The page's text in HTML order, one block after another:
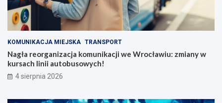
KOMUNIKACJA MIEJSKA TRANSPORT
Nagła reorganizacja komunikacji we Wrocławiu: zmiany w
kursach linii autobusowych!
4 sierpnia 2026